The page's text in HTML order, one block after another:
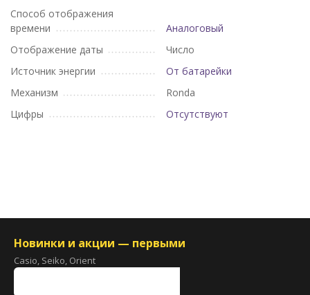
Способ отображения
времени
Аналоговый
Отображение даты
Число
Источник энергии
От батарейки
Механизм
Ronda
Цифры
Отсутствуют
Новинки и акции — первыми
Casio, Seiko, Orient